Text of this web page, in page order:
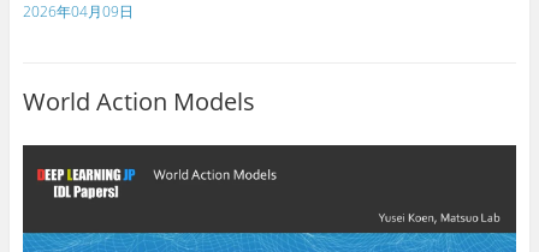
2026年04月09日
World Action Models